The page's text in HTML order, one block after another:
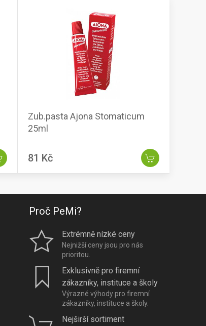
Zub.pasta Ajona Stomaticum
25ml
81 Kč
Proč PeMi?
Extrémně nízké ceny
Nejnižší ceny jsou pro nás
prioritou.
Exklusivně pro firemní
zákazníky, instituce a školy
Výrazné výhody pro firemní
zákazníky, instituce a školy.
Nejširší sortiment